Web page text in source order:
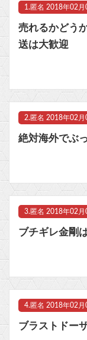
【にじさんじ】
ビットコイン再
1. 匿名 2018年02月
売れるかどう
送は大歓迎
2. 匿名 2018年02月
絶対海外でぶ
3. 匿名 2018年02月
ブチギレ金剛
4. 匿名 2018年02月
ブラストドー